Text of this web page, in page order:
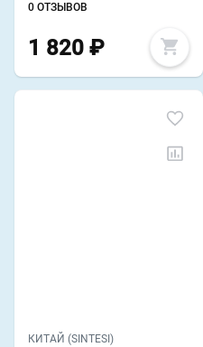
0 ОТЗЫВОВ
1 820 ₽
КИТАЙ (SINTESI)